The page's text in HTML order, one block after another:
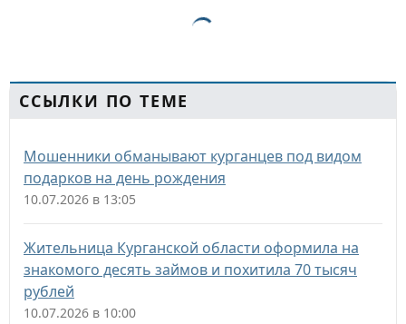
ССЫЛКИ ПО ТЕМЕ
Мошенники обманывают курганцев под видом
подарков на день рождения
10.07.2026 в 13:05
Жительница Курганской области оформила на
знакомого десять займов и похитила 70 тысяч
рублей
10.07.2026 в 10:00